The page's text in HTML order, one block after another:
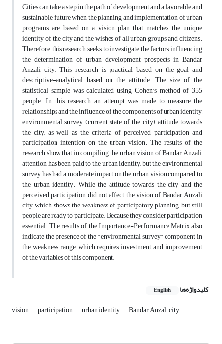
Cities can take a step in the path of development and a favorable and
sustainable future when the planning and implementation of urban
programs are based on a vision plan that matches the unique
identity of the city and the wishes of all urban groups and citizens.
Therefore, this research seeks to investigate the factors influencing
the determination of urban development prospects in Bandar
Anzali city. This research is practical based on the goal and
descriptive-analytical based on the attitude. The size of the
statistical sample was calculated using Cohen's method of 355
people. In this research, an attempt was made to measure the
relationships and the influence of the components of urban identity,
environmental survey (current state of the city), attitude towards
the city, as well as the criteria of perceived participation and
participation intention on the urban vision. The results of the
research show that in compiling the urban vision of Bandar Anzali,
attention has been paid to the urban identity, but the environmental
survey has had a moderate impact on the urban vision compared to
the urban identity. While the attitude towards the city and the
perceived participation did not affect the vision of Bandar Anzali
city, which shows the weakness of participatory planning, but still
people are ready to participate. Because they consider participation
essential. The results of the Importance-Performance Matrix also
indicate the presence of the "environmental survey" component in
the weakness range, which requires investment and improvement
of the variables of this component.
کلیدواژه‌ها English
vision participation urban identity Bandar Anzali city